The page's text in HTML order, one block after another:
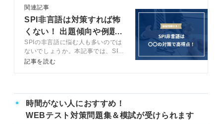
関連記事
SPI非言語は対策すれば怖
くない！ 出題傾向や例題
を徹底解説
SPIの非言語に悩む人も多いのでは
ないでしょうか。本記事では、SPI
非言語の対策や例題について解説し
い中でも対策したい人はぜひ参考に
してください。
記事を読む
時間がない人におすすめ！
WEBテスト対策問題集＆模試が受けられます